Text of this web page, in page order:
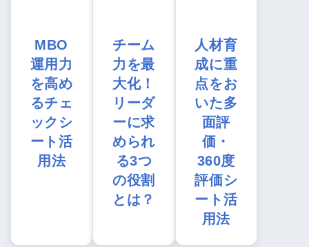
MBO
運用力
を高め
るチェ
ックシ
ート活
用法
チーム
力を最
大化！
リーダ
ーに求
められ
る3つ
の役割
とは？
人材育
成に重
点をお
いた多
面評
価・
360度
評価シ
ート活
用法